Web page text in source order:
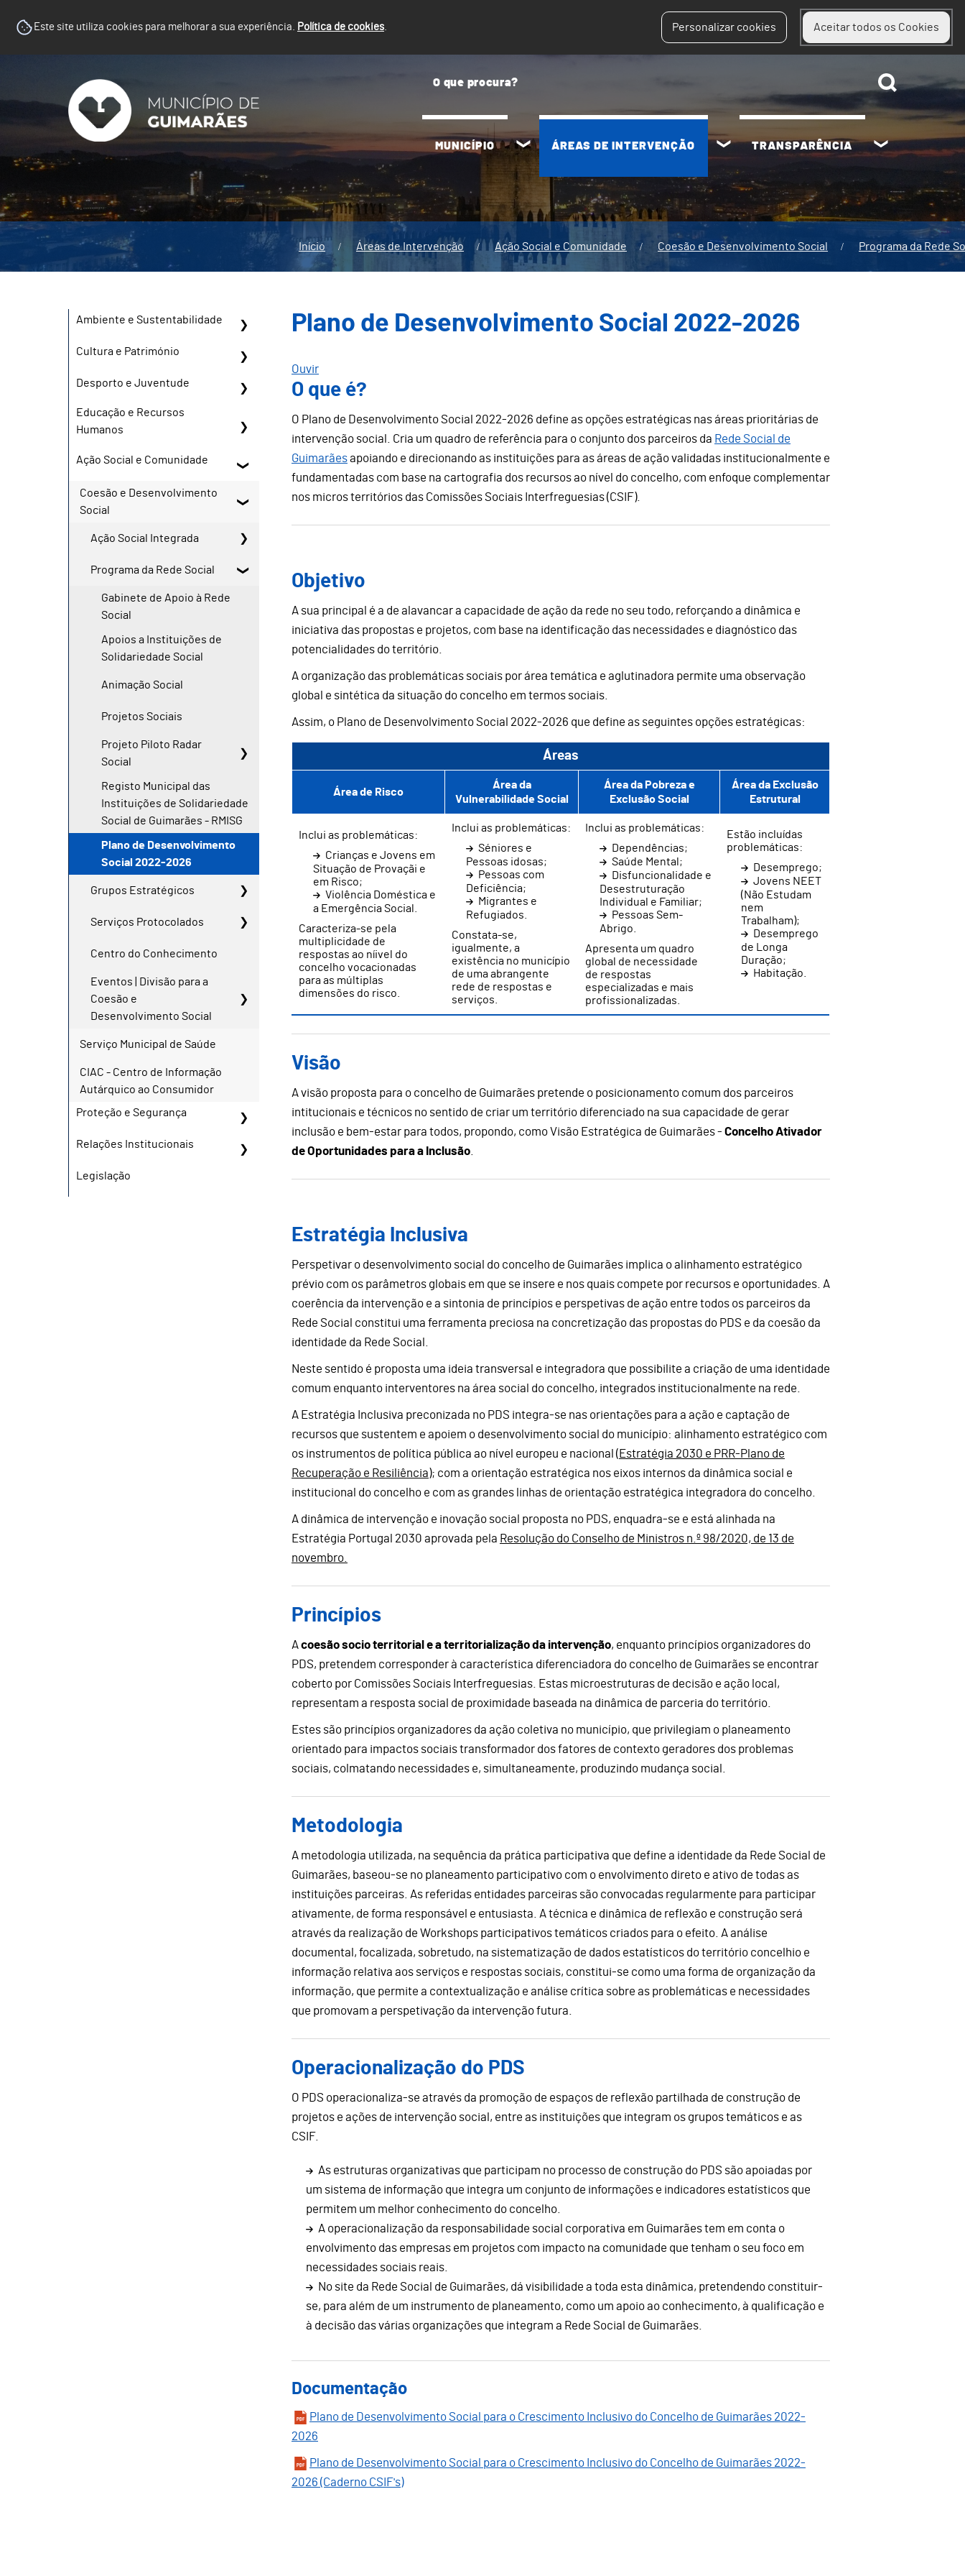
Este site utiliza cookies para melhorar a sua experiência. Política de cookies. Personalizar cookies Aceitar todos os Cookies
MUNICÍPIO ÁREAS DE INTERVENÇÃO TRANSPARÊNCIA
Início Áreas de Intervenção Ação Social e Comunidade Coesão e Desenvolvimento Social Programa da Rede
Ambiente e Sustentabilidade
Cultura e Património
Desporto e Juventude
Educação e Recursos
Humanos
Ação Social e Comunidade
Coesão e Desenvolvimento
Social
Ação Social Integrada
Programa da Rede Social
Gabinete de Apoio à Rede
Social
Apoios a Instituições de
Solidariedade Social
Animação Social
Projetos Sociais
Projeto Piloto Radar
Social
Registo Municipal das
Instituições de Solidariedade
Social de Guimarães - RMISG
Plano de Desenvolvimento
Social 2022-2026
Grupos Estratégicos
Serviços Protocolados
Centro do Conhecimento
Eventos | Divisão para a
Coesão e
Desenvolvimento Social
Serviço Municipal de Saúde
CIAC - Centro de Informação
Autárquico ao Consumidor
Proteção e Segurança
Relações Institucionais
Legislação
Plano de Desenvolvimento Social 2022-2026
Ouvir
O que é?
O Plano de Desenvolvimento Social 2022-2026 define as opções estratégicas nas áreas prioritárias de
intervenção social. Cria um quadro de referência para o conjunto dos parceiros da Rede Social de
Guimarãesapoiando e direcionando as instituições para as áreas de ação validadas institucionalmente e
fundamentadas com base na cartografia dos recursos ao nível do concelho, com enfoque complementar
nos micros territórios das Comissões Sociais Interfreguesias (CSIF).
Objetivo
A sua principal é a de alavancar a capacidade de ação da rede no seu todo, reforçando a dinâmica e
iniciativa das propostas e projetos, com base na identificação das necessidades e diagnóstico das
potencialidades do território.
A organização das problemáticas sociais por área temática e aglutinadora permite uma observação
global e sintética da situação do concelho em termos sociais.
Assim, o Plano de Desenvolvimento Social 2022-2026 que define as seguintes opções estratégicas:
Áreas
Área de Risco
Área da
Vulnerabilidade Social
Área da Pobreza e
Exclusão Social
Área da Exclusão
Estrutural
Inclui as problemáticas:
Crianças e Jovens em
Situação de Provaçãi e
em Risco;
Violência Doméstica e
a Emergência Social.
Caracteriza-se pela
multiplicidade de
respostas ao níivel do
concelho vocacionadas
para as múltiplas
dimensões do risco.
Inclui as problemáticas:
Séniores e
Pessoas idosas;
Pessoas com
Deficiência;
Migrantes e
Refugiados.
Constata-se,
igualmente, a
existência no município
de uma abrangente
rede de respostas e
serviços.
Inclui as problemáticas:
Dependências;
Saúde Mental;
Disfuncionalidade e
Desestruturação
Individual e Familiar;
Pessoas Sem-
Abrigo.
Apresenta um quadro
global de necessidade
de respostas
especializadas e mais
profissionalizadas.
Estão incluídas
problemáticas:
Desemprego;
Jovens NEET
(Não Estudam
nem
Trabalham);
Desemprego
de Longa
Duração;
Habitação.
Visão
A visão proposta para o concelho de Guimarães pretende o posicionamento comum dos parceiros
intitucionais e técnicos no sentido de criar um território diferenciado na sua capacidade de gerar
inclusão e bem-estar para todos, propondo, como Visão Estratégica de Guimarães - Concelho Ativador
de Oportunidades para a Inclusão
Estratégia Inclusiva
Perspetivar o desenvolvimento social do concelho de Guimarães implica o alinhamento estratégico
prévio com os parâmetros globais em que se insere e nos quais compete por recursos e oportunidades. A
coerência da intervenção e a sintonia de princípios e perspetivas de ação entre todos os parceiros da
Rede Social constitui uma ferramenta preciosa na concretização das propostas do PDS e da coesão da
identidade da Rede Social.
Neste sentido é proposta uma ideia transversal e integradora que possibilite a criação de uma identidade
comum enquanto interventores na área social do concelho, integrados institucionalmente na rede.
A Estratégia Inclusiva preconizada no PDS integra-se nas orientações para a ação e captação de
recursos que sustentem e apoiem o desenvolvimento social do município: alinhamento estratégico com
os instrumentos de política pública ao nível europeu e nacional (Estratégia 2030 e PRR-Plano de
Recuperação e Resiliência); com a orientação estratégica nos eixos internos da dinâmica social e
institucional do concelho e com as grandes linhas de orientação estratégica integradora do concelho.
A dinâmica de intervenção e inovação social proposta no PDS, enquadra-se e está alinhada na
Estratégia Portugal 2030 aprovada pela Resolução do Conselho de Ministros n.º 98/2020, de 13 de
novembro.
Princípios
Acoesão socio territorial e a territorialização da intervenção, enquanto princípios organizadores do
PDS, pretendem corresponder à característica diferenciadora do concelho de Guimarães se encontrar
coberto por Comissões Sociais Interfreguesias. Estas microestruturas de decisão e ação local,
representam a resposta social de proximidade baseada na dinâmica de parceria do território.
Estes são princípios organizadores da ação coletiva no município, que privilegiam o planeamento
orientado para impactos sociais transformador dos fatores de contexto geradores dos problemas
sociais, colmatando necessidades e, simultaneamente, produzindo mudança social.
Metodologia
A metodologia utilizada, na sequência da prática participativa que define a identidade da Rede Social de
Guimarães, baseou-se no planeamento participativo com o envolvimento direto e ativo de todas as
instituições parceiras. As referidas entidades parceiras são convocadas regularmente para participar
ativamente, de forma responsável e entusiasta. A técnica e dinâmica de reflexão e construção será
através da realização de Workshops participativos temáticos criados para o efeito. A análise
documental, focalizada, sobretudo, na sistematização de dados estatísticos do território concelhio e
informação relativa aos serviços e respostas sociais, constitui-se como uma forma de organização da
informação, que permite a contextualização e análise crítica sobre as problemáticas e necessidades
que promovam a perspetivação da intervenção futura.
Operacionalização do PDS
O PDS operacionaliza-se através da promoção de espaços de reflexão partilhada de construção de
projetos e ações de intervenção social, entre as instituições que integram os grupos temáticos e as
CSIF.
As estruturas organizativas que participam no processo de construção do PDS são apoiadas por
um sistema de informação que integra um conjunto de informações e indicadores estatísticos que
permitem um melhor conhecimento do concelho.
A operacionalização da responsabilidade social corporativa em Guimarães tem em conta o
envolvimento das empresas em projetos com impacto na comunidade que tenham o seu foco em
necessidades sociais reais.
No site da Rede Social de Guimarães, dá visibilidade a toda esta dinâmica, pretendendo constituir-
se, para além de um instrumento de planeamento, como um apoio ao conhecimento, à qualificação e
à decisão das várias organizações que integram a Rede Social de Guimarães.
Documentação
Plano de Desenvolvimento Social para o Crescimento Inclusivo do Concelho de Guimarães 2022-
2026
Plano de Desenvolvimento Social para o Crescimento Inclusivo do Concelho de Guimarães 2022-
2026 (Caderno CSIF's)